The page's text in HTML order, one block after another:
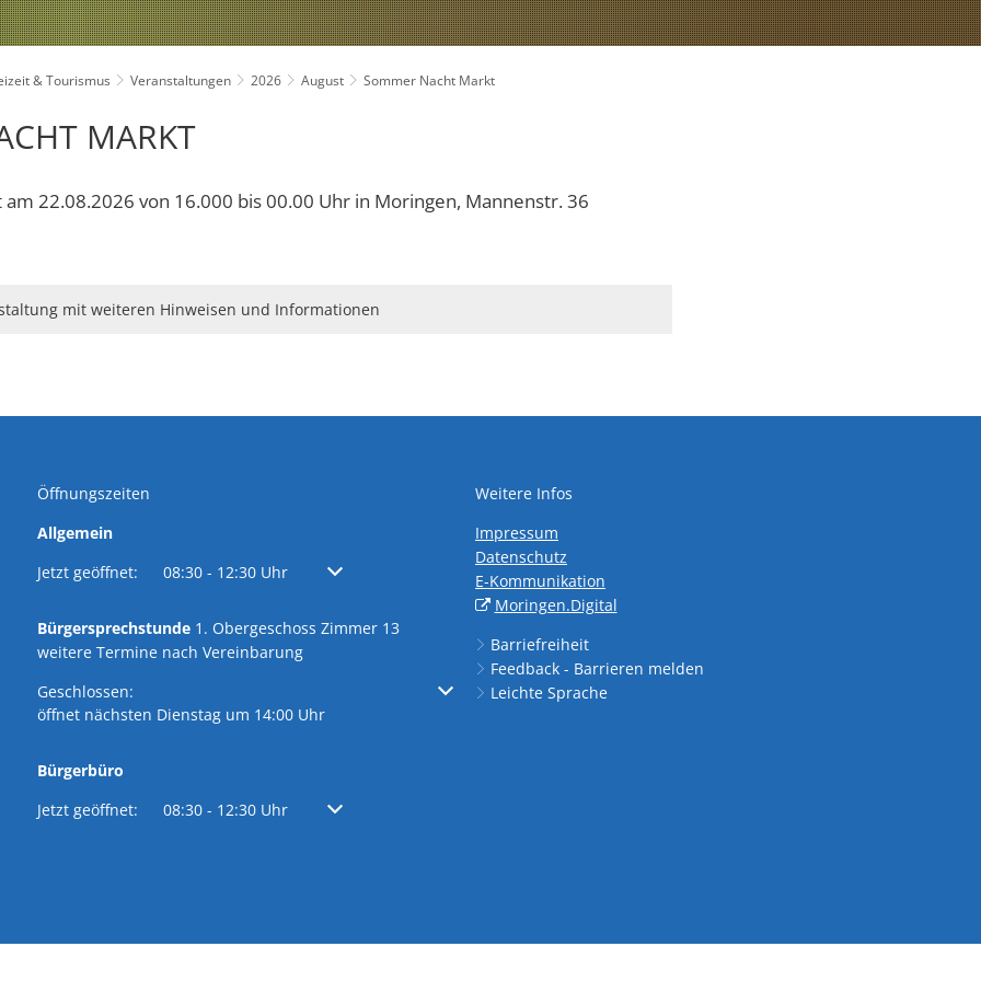
wirksame Bauleitpläne
Ver- und Entsorgung
Umwelt
Immobilien/Vermietung
& Tourismus Veranstaltungen 2026 August Sommer Nacht Markt
MARKT
22.08.2026 von 16.000 bis 00.00 Uhr in Moringen, Mannenstr. 36
mit weiteren Hinweisen und Informationen
Öffnungszeiten
Allgemein
Klicken, um weitere Öffnungs- oder Schließzeiten auszublenden
Jetzt geöffnet: 08:30 - 12:30 Uhr Von 08:30 bis 12:30 Uhr
Bürgersprechstunde 1. Obergeschoss Zimmer 13
weitere Termine nach Vereinbarung
Klicken, um weitere Öffnungs- oder Schließzeiten auszublenden
Geschlossen:
öffnet nächsten Dienstag um 14:00 Uhr
Bürgerbüro
Klicken, um weitere Öffnungs- oder Schließzeiten auszublenden
Jetzt geöffnet: 08:30 - 12:30 Uhr Von 08:30 bis 12:30 Uhr
Weitere Infos
Impressum
Datenschutz
E-Kommunikation
Moringen.Digital
Barriefreiheit
Feedback - Barrieren melden
Leichte Sprache